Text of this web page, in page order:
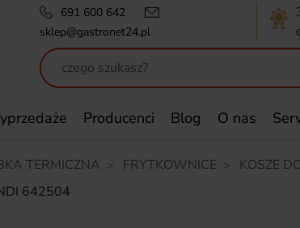
691 600 642
sklep@gastronet24.pl
Producenci Blog O nas
TERMICZNA FRYTKOWNICE
KOSZE
642504